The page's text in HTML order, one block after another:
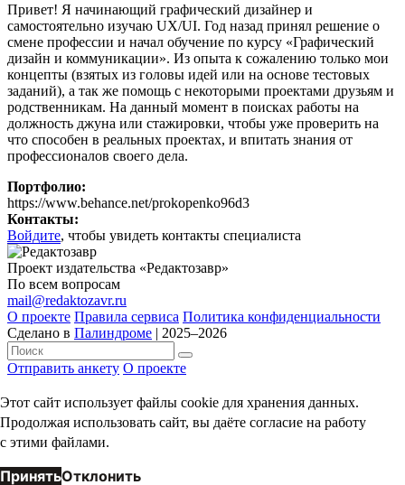
Привет! Я начинающий графический дизайнер и
самостоятельно изучаю UX/UI. Год назад принял решение о
смене профессии и начал обучение по курсу «Графический
дизайн и коммуникации». Из опыта к сожалению только мои
концепты (взятых из головы идей или на основе тестовых
заданий), а так же помощь с некоторыми проектами друзьям и
родственникам. На данный момент в поисках работы на
должность джуна или стажировки, чтобы уже проверить на
что способен в реальных проектах, и впитать знания от
профессионалов своего дела.
Портфолио:
https://www.behance.net/prokopenko96d3
Контакты:
Войдите, чтобы увидеть контакты специалиста
Проект издательства «Редактозавр»
По всем вопросам
mail@redaktozavr.ru
О проекте Правила сервиса Политика конфиденциальности
Сделано в Палиндроме | 2025–2026
Этот сайт использует файлы cookie для хранения данных.
Продолжая использовать сайт, вы даёте согласие на работу
с этими файлами.
ПринятьОтклонить
Отправить анкету О проекте
Сделано вПалиндроме| 2024